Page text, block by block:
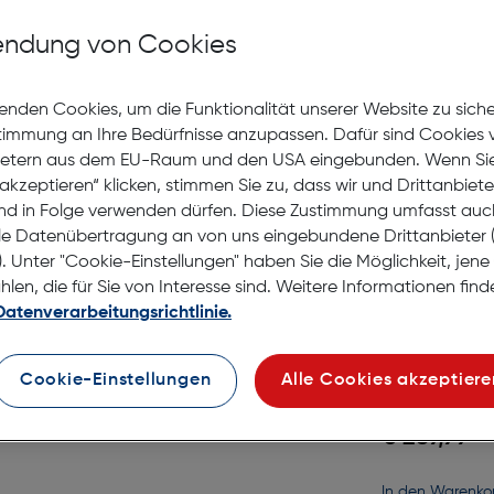
Reolink
B320 +
Lagernd | 2 bis
€ 79,99
in den
Reolink
Gratis Versand
Lagernd | 2
€ 269,99
von Cookies
Cookies, um die Funktionalität unserer Website zu
an Ihre Bedürfnisse anzupassen. Dafür sind Cookies
aus dem EU-Raum und den USA eingebunden. Wenn
klicken, stimmen Sie zu, dass wir und
in Folge verwenden dürfen. Diese Zustimmung umfasst
Datenübertragung an von uns eingebundene Drittanbieter
Unter "Cookie-Einstellungen" haben Sie die Möglichkeit,
die für Sie von Interesse sind. Weitere Informationen
Cookie-Einstellungen Alle Cookies